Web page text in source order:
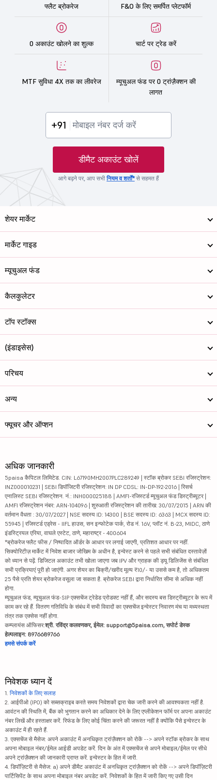
फ्लैट ब्रोकरेज F&O के लिए समर्पित प्लेटफॉर्म
0 अकाउंट खोलने का शुल्क चार्ट पर ट्रेड करें
MTF सुविधा 4X तक का लीवरेज
म्यूचुअल फंड पर 0 ट्रांज़ैक्शन की
लागत
+91
डीमैट अकाउंट खोलें
आगे बढ़ने पर, आप सभीनियम व शर्तों*से सहमत हैं
शेयर मार्केट
मार्केट गाइड
म्यूचुअल फंड
कैलकुलेटर
टॉप स्टॉक्स
(इंडाइसेस)
परिचय
अन्य
फ्यूचर और ऑप्शन
अधिक जानकारी
5paisa कैपिटल लिमिटेड. CIN: L67190MH2007PLC289249 | स्टॉक ब्रोकर SEBI रजिस्ट्रेशन:
INZ000010231 | SEBI डिपॉजिटरी रजिस्ट्रेशन: IN DP CDSL: IN-DP-192-2016 | रिसर्च
एनालिस्ट SEBI रजिस्ट्रेशन. नं.: INH000025188 | AMFI-रजिस्टर्ड म्यूचुअल फंड डिस्ट्रीब्यूटर |
AMFI रजिस्ट्रेशन नंबर: ARN-104096 | शुरुआती रजिस्ट्रेशन की तारीख: 30/07/2015 | ARN की
वर्तमान वैधता : 30/07/2027 | NSE सदस्य ID: 14300 | BSE सदस्य ID: 6363 | MCX सदस्य ID:
55945 | रजिस्टर्ड एड्रेस - IIFL हाउस, सन इन्फोटेक पार्क, रोड नं. 16V, प्लॉट नं. B-23, MIDC, ठाणे
इंडस्ट्रियल एरिया, वाघले एस्टेट, ठाणे, महाराष्ट्र - 400604
*ब्रोकरेज फ्लैट फीस / निष्पादित ऑर्डर के आधार पर लगाई जाएगी, प्रतिशत आधार पर नहीं.
सिक्योरिटीज़ मार्केट में निवेश बाजार जोखिम के अधीन है, इन्वेस्ट करने से पहले सभी संबंधित दस्तावेज़ों
को ध्यान से पढ़ें. डिजिटल अकाउंट तभी खोला जाएगा जब IPV और ग्राहक की ड्यू डिलिजेंस से संबंधित
सभी प्रक्रियाएं पूरी हो जाएंगी. अगर शेयर का बिक्री/खरीद मूल्य ₹10/- या उससे कम है, तो अधिकतम
25 पैसे प्रति शेयर ब्रोकरेज वसूला जा सकता है. ब्रोकरेज SEBI द्वारा निर्धारित सीमा से अधिक नहीं
होगा.
म्यूचुअल फंड, म्यूचुअल फंड-SIP एक्सचेंज ट्रेडेड प्रोडक्ट नहीं हैं, और सदस्य बस डिस्ट्रीब्यूटर के रूप में
काम कर रहे हैं. वितरण गतिविधि के संबंध में सभी विवादों का एक्सचेंज इन्वेस्टर निवारण मंच या मध्यस्थता
तंत्र तक एक्सेस नहीं होगा.
कम्प्लायंस ऑफिसर:श्री. रविंद्र कलवणकर, ईमेल: support@5paisa.com, सपोर्ट डेस्क
हेल्पलाइन: 8976689766
हमसे संपर्क करें
निवेशक ध्यान दें
1. निवेशकों के लिए सलाह
2. आईपीओ (IPO) को सब्सक्राइब करते समय निवेशकों द्वारा चेक जारी करने की आवश्यकता नहीं है.
आवंटन की स्थिति में, बैंक को भुगतान करने का अधिकार देने के लिए एप्लीकेशन फॉर्म पर अपना अकाउंट
नंबर लिखें और हस्ताक्षर करें. रिफंड के लिए कोई चिंता करने की जरूरत नहीं है क्योंकि पैसे इन्वेस्टर के
अकाउंट में ही रहते हैं.
3. एक्सचेंज से मैसेज: अपने अकाउंट में अनधिकृत ट्रांज़ैक्शन को रोकें --> अपने स्टॉक ब्रोकर के साथ
अपना मोबाइल नंबर/ईमेल आईडी अपडेट करें. दिन के अंत में एक्सचेंज से अपने मोबाइल/ईमेल पर सीधे
अपने ट्रांज़ैक्शन की जानकारी प्राप्त करें. इन्वेस्टर के हित में जारी.
4. डिपॉज़िटरी से मैसेज: a) अपने डीमैट अकाउंट में अनधिकृत ट्रांज़ैक्शन को रोकें --> अपने डिपॉज़िटरी
पार्टिसिपेंट के साथ अपना मोबाइल नंबर अपडेट करें. निवेशकों के हित में जारी किए गए उसी दिन